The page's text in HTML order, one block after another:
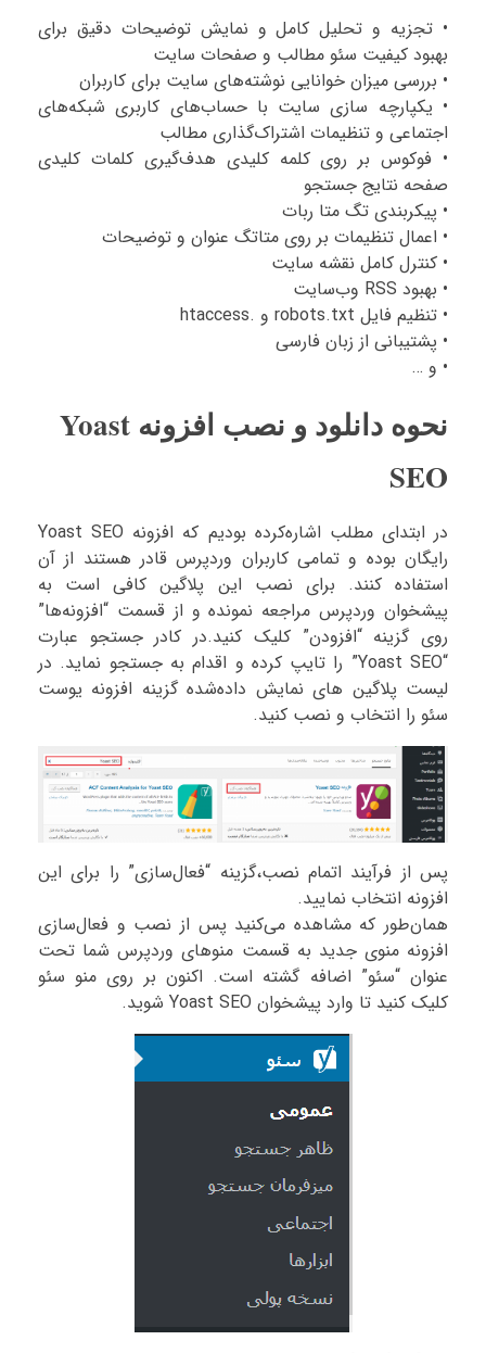
• تجزیه‌ و تحلیل کامل و نمایش توضیحات دقیق برای
بهبود کیفیت سئو مطالب و صفحات سایت
• بررسی میزان خوانایی نوشته‌های سایت برای کاربران
• یکپارچه‌ سازی سایت با حساب‌های کاربری شبکه‌های
اجتماعی و تنظیمات اشتراک‌گذاری مطالب
• فوکوس بر روی کلمه کلیدی هدف‌گیری کلمات کلیدی
صفحه نتایج جستجو
• پیکربندی تگ متا ربات
• اعمال تنظیمات بر روی متاتگ عنوان و توضیحات
• کنترل کامل نقشه سایت
• بهبود RSS وب‌سایت
• تنظیم فایل robots.txt و .htaccess
• پشتیبانی از زبان فارسی
• و …
نحوه دانلود و نصب افزونه Yoast
SEO
در ابتدای مطلب اشاره‌کرده بودیم که افزونه Yoast SEO
رایگان بوده و تمامی کاربران وردپرس قادر هستند از آن
استفاده کنند. برای نصب این پلاگین کافی است به
پیشخوان وردپرس مراجعه نمونده و از قسمت “افزونه‌ها”
روی گزینه “افزودن” کلیک کنید.در کادر جستجو عبارت
“Yoast SEO” را تایپ کرده و اقدام به جستجو نماید. در
لیست پلاگین های نمایش داده‌شده گزینه افزونه یوست
سئو را انتخاب و نصب کنید.
پس از فرآیند اتمام نصب،گزینه “فعال‌سازی” را برای این
افزونه انتخاب نمایید.
همان‌طور که مشاهده می‌کنید پس از نصب و فعال‌سازی
افزونه منوی جدید به قسمت منوهای وردپرس شما تحت
عنوان “سئو” اضافه گشته است. اکنون بر روی منو سئو
کلیک کنید تا وارد پیشخوان Yoast SEO شوید.